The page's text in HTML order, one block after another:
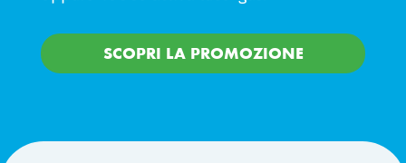
SCOPRI LA PROMOZIONE